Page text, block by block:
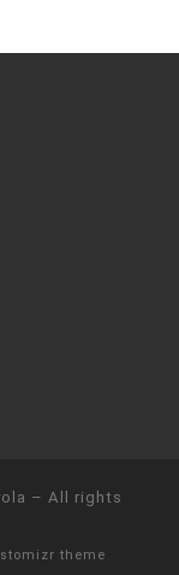
– All rights
theme